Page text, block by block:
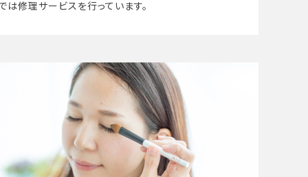
は修理サービスを行っています。